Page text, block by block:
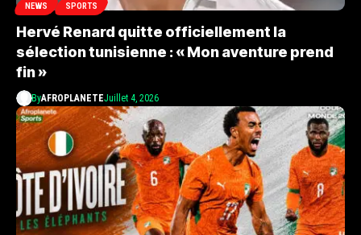
NEWS SPORTS
Hervé Renard quitte officiellement la
sélection tunisienne : « Mon aventure prend
fin »
ByAFROPLANETEJuillet 4, 2026